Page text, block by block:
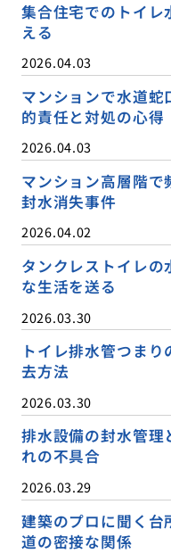
集合住宅でのトイレ
える
2026.04.03
マンションで水道
的責任と対処の心得
2026.04.03
マンション高層階で
封水消失事件
2026.04.02
タンクレストイレ
な生活を送る
2026.03.30
トイレ排水管つま
去方法
2026.03.30
排水設備の封水管
れの不具合
2026.03.29
建築のプロに聞く
道の密接な関係